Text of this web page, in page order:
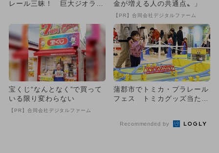
レール三昧！ 巨大ジオラマ
金が増える人の共通点〟」
【PR】合同会社デジタルファーム
宝くじ“なんとなく”で買って
いる限り変わらない
【PR】合同会社デジタルファーム
蒲郡市でトミカ・プラレール
フェス トミカグッズ当たる
Recommended by